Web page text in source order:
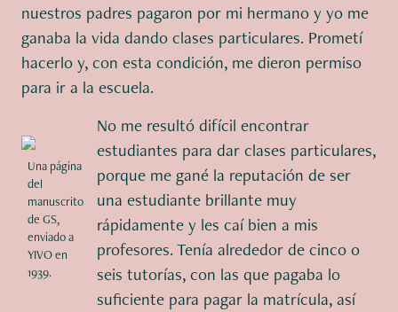
nuestros padres pagaron por mi hermano y yo me
ganaba la vida dando clases particulares. Prometí
hacerlo y, con esta condición, me dieron permiso
para ir a la escuela.
Una página
del
manuscrito
de GS,
enviado a
YIVO en
1939.
No me resultó difícil encontrar
estudiantes para dar clases particulares,
porque me gané la reputación de ser
una estudiante brillante muy
rápidamente y les caí bien a mis
profesores. Tenía alrededor de cinco o
seis tutorías, con las que pagaba lo
suficiente para pagar la matrícula, así